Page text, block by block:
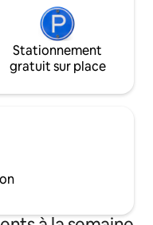
Stationnement
gratuit sur place